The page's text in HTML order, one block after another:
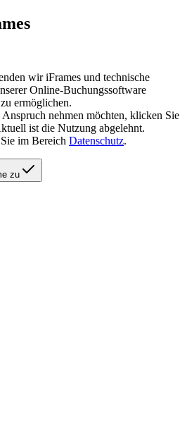
wir iFrames und technische
Online-Buchungssoftware
ermöglichen.
nehmen möchten, klicken Sie
ist die Nutzung abgelehnt.
im Bereich Datenschutz.
zu